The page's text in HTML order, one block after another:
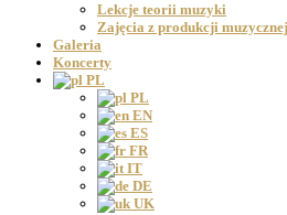
Lekcje teorii muzyki
Zajęcia z produkcji
Galeria
Koncerty
PL
PL
EN
ES
FR
IT
DE
UK